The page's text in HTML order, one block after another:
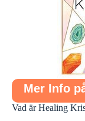
Mer Info
Vad är Healing